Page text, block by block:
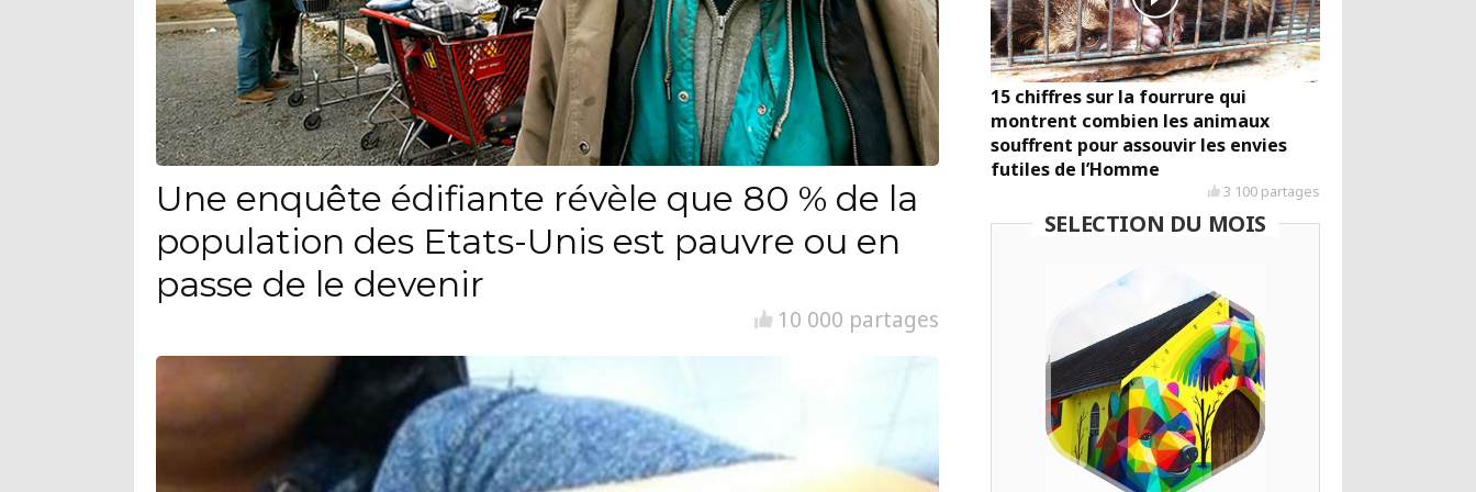
Une enquête édifiante révèle que 80 % de la
population des Etats-Unis est pauvre ou en
passe de le devenir
10 000 partages
15 chiffres sur la fourrure qui
montrent combien les animaux
souffrent pour assouvir les envies
futiles de l’Homme
3 100 partages
SELECTION DU MOIS